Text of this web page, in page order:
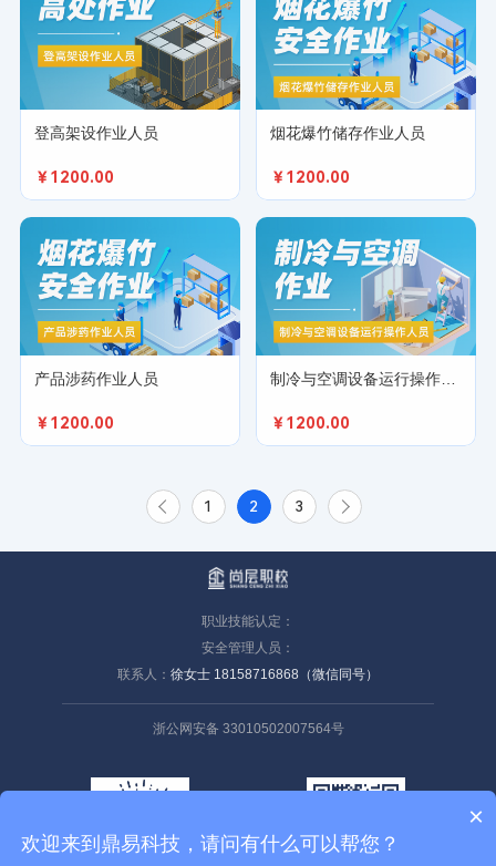
登高架设作业人员
￥1200.00
烟花爆竹储存作业人员
￥1200.00
产品涉药作业人员
￥1200.00 ￥1200.00
1 2 3
职业技能认定：
安全管理人员：
联系人： 徐女士 18158716868（微信同号）
浙公网安备 33010502007564号
×
欢迎来到鼎易科技，请问有什么可以帮您？